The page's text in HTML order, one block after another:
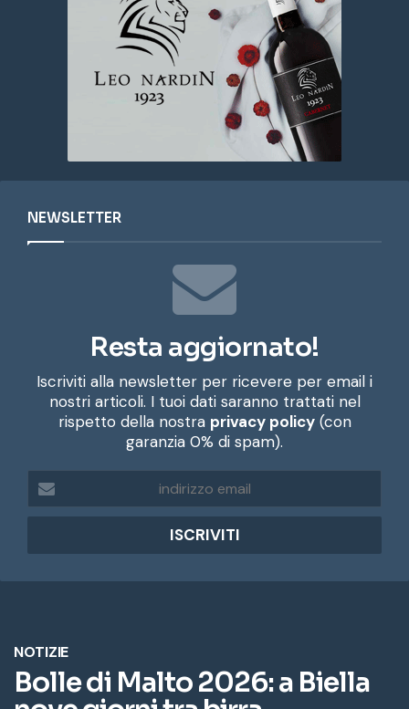
NEWSLETTER
Resta aggiornato!
Iscriviti alla newsletter per ricevere per email i
nostri articoli. I tuoi dati saranno trattati nel
rispetto della nostra privacy policy(con
garanzia 0% di spam).
d
r
e
m
a